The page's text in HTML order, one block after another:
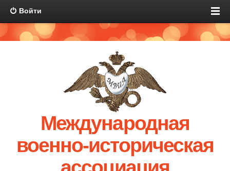
Войти
Международная
военно-историческая